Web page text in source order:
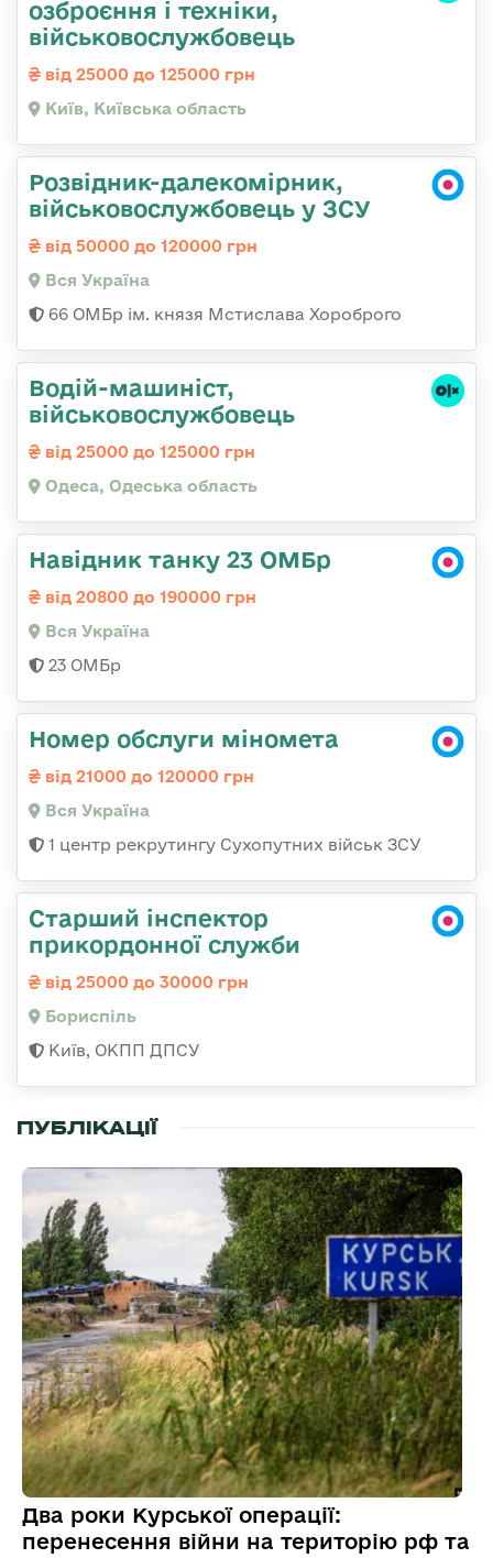
озбpоєння і техніки,
військовослужбовець
від 25000 до 125000 грн
Київ, Київська область
Розвідник-далекомірник,
військовослужбовець у ЗСУ
від 50000 до 120000 грн
Вся Україна
66 ОМБр ім. князя Мстислава Хороброго
Водій-машиніст,
військовослужбовець
від 25000 до 125000 грн
Одеса, Одеська область
Навідник танку 23 ОМБр
від 20800 до 190000 грн
Вся Україна
23 ОМБр
Номер обслуги міномета
від 21000 до 120000 грн
Вся Україна
1 центр рекрутингу Сухопутних військ ЗСУ
Старший інспектор
прикордонної служби
від 25000 до 30000 грн
Бориспіль
Київ, ОКПП ДПСУ
ПУБЛІКАЦІЇ
Два роки Курської операції:
перенесення війни на територію рф та